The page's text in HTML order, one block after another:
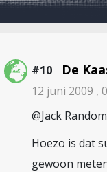
#10 De
12 juni 2009 ,
@Jack
Hoezo is dat
gewoon